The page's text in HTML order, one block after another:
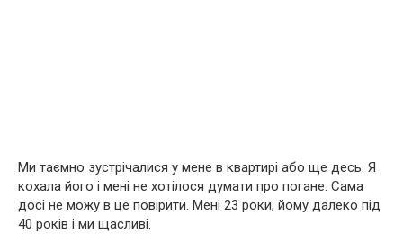
Ми таємно зустрічалися у мене в квартирі або ще десь. Я
кохала його і мені не хотілося думати про погане. Сама
досі не можу в це повірити. Мені 23 роки, йому далеко під
40 років і ми щасливі.